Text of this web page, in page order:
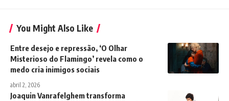
You Might Also Like
Entre desejo e repressão, ‘O Olhar
Misterioso do Flamingo’ revela como o
medo cria inimigos sociais
abril 2, 2026
Joaquin Vanrafelghem transforma